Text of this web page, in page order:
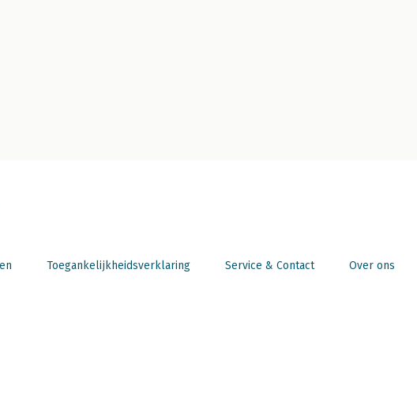
Toegankelijkheidsverklaring Service & Contact Over ons